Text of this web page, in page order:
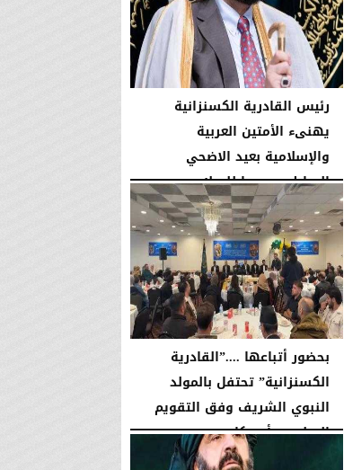
رئيس القادرية الكسنزانية
يهنىء الأمتين العربية
والإسلامية بعيد الاضحي
المبارك ويدعوا للسلام...
الثلاثاء، 26 مايو 2026 02:27 مـ
بحضور أتباعها ....”القادرية
الكسنزانية” تحتفل بالمولد
النبوي الشريف وفق التقويم
الميلادي بأمريكا
10:46 مـ